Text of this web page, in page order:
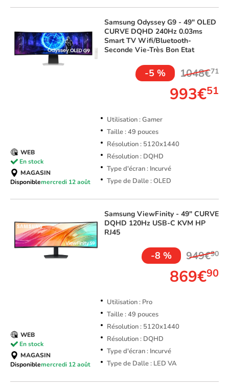
Samsung Odyssey G9 - 49" OLED
CURVE DQHD 240Hz 0.03ms
Smart TV Wifi/Bluetooth-
Seconde Vie-Très Bon Etat
-5 % 1048€71
993€51
Utilisation : Gamer
Taille : 49 pouces
Résolution : 5120x1440
Résolution : DQHD
Type d'écran : Incurvé
Type de Dalle : OLED
WEB
En stock
MAGASIN
Disponiblemercredi 12 août
Samsung ViewFinity - 49" CURVE
DQHD 120Hz USB-C KVM HP
RJ45
-8 % 949€90
869€90
Utilisation : Pro
Taille : 49 pouces
Résolution : 5120x1440
Résolution : DQHD
Type d'écran : Incurvé
Type de Dalle : LED VA
WEB
En stock
MAGASIN
Disponiblemercredi 12 août